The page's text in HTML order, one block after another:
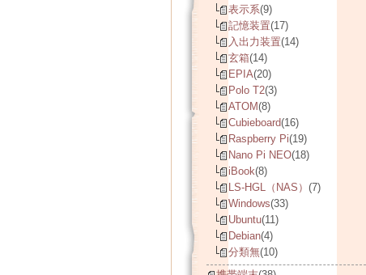
表示系(9)
記憶装置(17)
入出力装置(14)
玄箱(14)
EPIA(20)
Polo T2(3)
ATOM(8)
Cubieboard(16)
Raspberry Pi(19)
Nano Pi NEO(18)
iBook(8)
LS-HGL（NAS） (7)
Windows(33)
Ubuntu(11)
Debian(4)
分類無(10)